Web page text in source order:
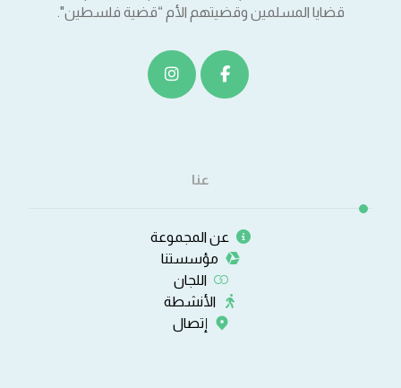
قضايا المسلمين وقضيتهم الأم “قضية فلسطين".
عنا
عن المجموعة
مؤسستنا
اللجان
الأنشطة
إتصال